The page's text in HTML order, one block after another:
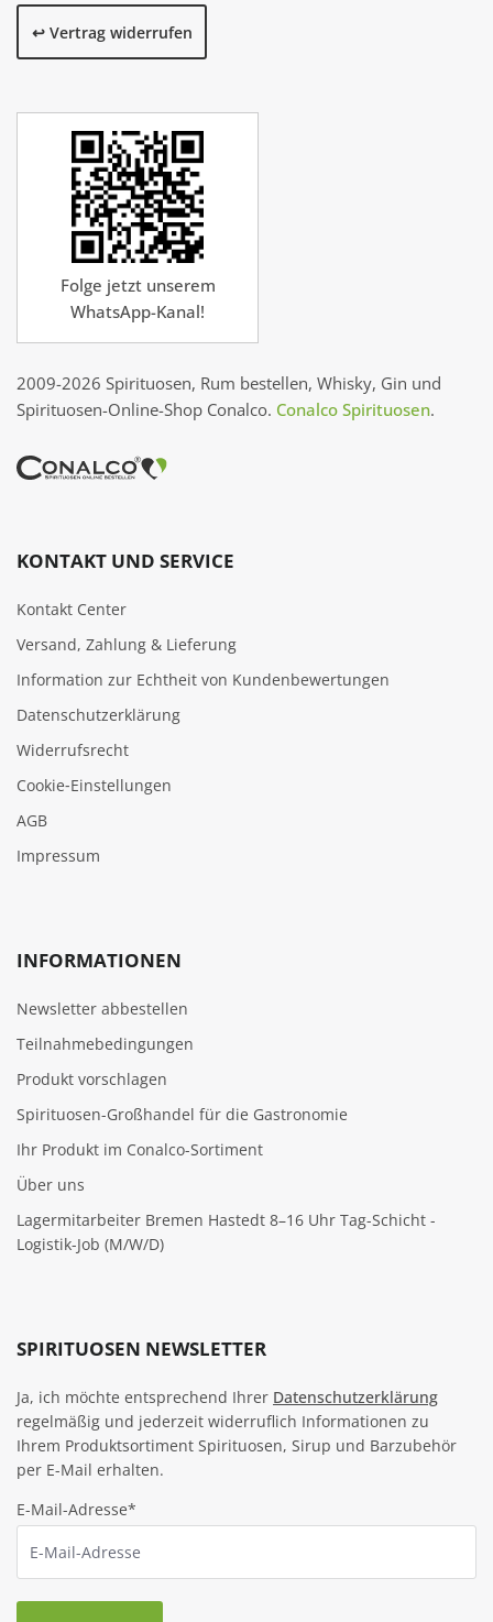
↩️ Vertrag widerrufen
Folge jetzt unserem
WhatsApp-Kanal!
2009-2026 Spirituosen, Rum bestellen, Whisky, Gin und
Spirituosen-Online-Shop Conalco. Conalco Spirituosen.
KONTAKT UND SERVICE
Kontakt Center
Versand, Zahlung & Lieferung
Information zur Echtheit von Kundenbewertungen
Datenschutzerklärung
Widerrufsrecht
Cookie‑Einstellungen
AGB
Impressum
INFORMATIONEN
Newsletter abbestellen
Teilnahmebedingungen
Produkt vorschlagen
Spirituosen-Großhandel für die Gastronomie
Ihr Produkt im Conalco-Sortiment
Über uns
Lagermitarbeiter Bremen Hastedt 8–16 Uhr Tag-Schicht -
Logistik-Job (M/W/D)
SPIRITUOSEN NEWSLETTER
Ja, ich möchte entsprechend Ihrer Datenschutzerklärung
regelmäßig und jederzeit widerruflich Informationen zu
Ihrem Produktsortiment Spirituosen, Sirup und Barzubehör
per E-Mail erhalten.
E-Mail-Adresse*